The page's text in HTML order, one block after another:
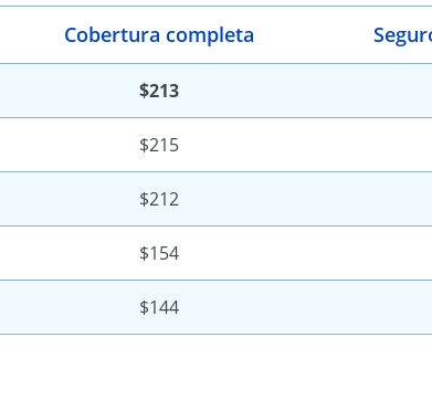
Cobertura completa
$213
$215
$212
$154
$144